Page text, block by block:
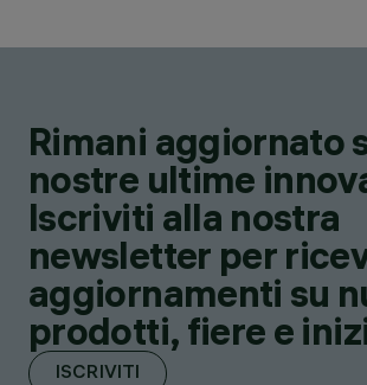
Rimani aggiornato
nostre ultime
Iscriviti alla nostra
newsletter per
aggiornamenti su
prodotti, fiere e
ISCRIVITI